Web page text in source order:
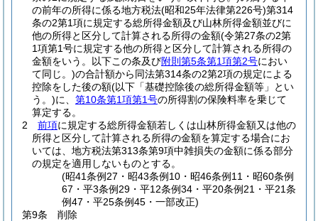
の前年の所得に係る地方税法(昭和25年法律第226号)第314
条の2第1項に規定する総所得金額及び山林所得金額並びに
他の所得と区分して計算される所得の金額(令第27条の2第
1項第1号に規定する他の所得と区分して計算される所得の
金額をいう。以下この条及び附則第5条第1項第2号におい
て同じ。)の合計額から同法第314条の2第2項の規定による
控除をした後の額(以下「基礎控除後の総所得金額等」とい
う。)に、 第10条第1項第1号の所得割の保険料率を乗じて
算定する。
2
前項に規定する総所得金額若しくは山林所得金額又は他の
所得と区分して計算される所得の金額を算定する場合にお
いては、地方税法第313条第9項中雑損失の金額に係る部分
の規定を適用しないものとする。
(昭41条例27・昭43条例10・昭46条例11・昭60条例
67・平3条例29・平12条例34・平20条例21・平21条
例47・平25条例45・一部改正)
第9条
削除